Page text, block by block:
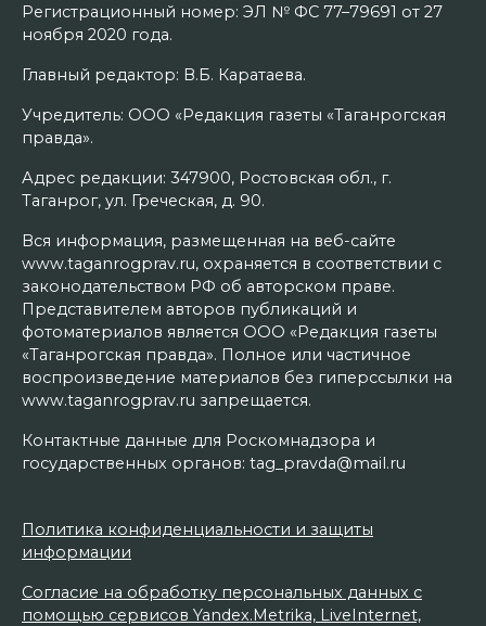
Регистрационный номер: ЭЛ № ФС 77–79691 от 27
ноября 2020 года.
Главный редактор: В.Б. Каратаева.
Учредитель: ООО «Редакция газеты «Таганрогская
правда».
Адрес редакции: 347900, Ростовская обл., г.
Таганрог, ул. Греческая, д. 90.
Вся информация, размещенная на веб-сайте
www.taganrogprav.ru, охраняется в соответствии с
законодательством РФ об авторском праве.
Представителем авторов публикаций и
фотоматериалов является ООО «Редакция газеты
«Таганрогская правда». Полное или частичное
воспроизведение материалов без гиперссылки на
www.taganrogprav.ru запрещается.
Контактные данные для Роскомнадзора и
государственных органов: tag_pravda@mail.ru
Политика конфиденциальности и защиты
информации
Согласие на обработку персональных данных с
помощью сервисов Yandex.Metrika, LiveInternet,